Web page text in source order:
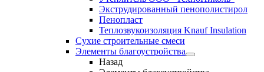
Экструдированный пенополистирол
Пенопласт
Теплозвукоизоляция Knauf Insulation
Сухие строительные смеси
Элементы благоустройства
Назад